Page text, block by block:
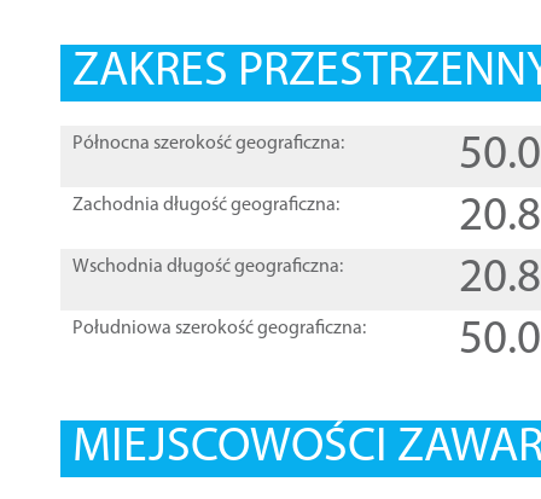
ZAKRES
Północna szerokość geograficzna:
Zachodnia długość geograficzna:
Wschodnia długość geograficzna:
Południowa szerokość geograficzna:
MIEJSCOWOŚCI